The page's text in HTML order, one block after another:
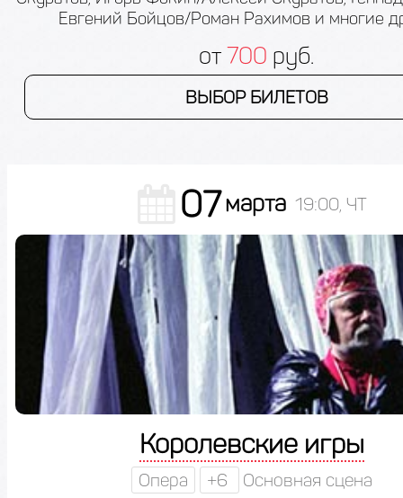
Евгений Бойцов/Роман Рахимов и многие
от700 руб.
ВЫБОР БИЛЕТОВ
07 марта 19:00, ЧТ
Королевские игры
Опера +6 Основная сцена